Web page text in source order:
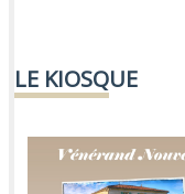
LE KIOSQUE